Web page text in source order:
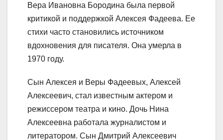
Вера Ивановна Бородина была первой
критикой и поддержкой Алексея Фадеева. Ее
стихи часто становились источником
вдохновения для писателя. Она умерла в
1970 году.
Сын Алексея и Веры Фадеевых, Алексей
Алексеевич, стал известным актером и
режиссером театра и кино. Дочь Нина
Алексеевна работала журналистом и
литератором. Сын Дмитрий Алексеевич